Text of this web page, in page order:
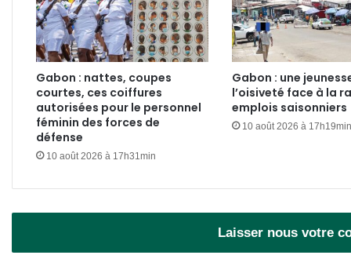
Gabon : nattes, coupes
courtes, ces coiffures
autorisées pour le personnel
féminin des forces de
défense
10 août 2026 à 17h31min
Gabon : une
l’oisiveté face à la
emplois saisonniers
10 août 2026 à 17h19min
Laisser nous votre